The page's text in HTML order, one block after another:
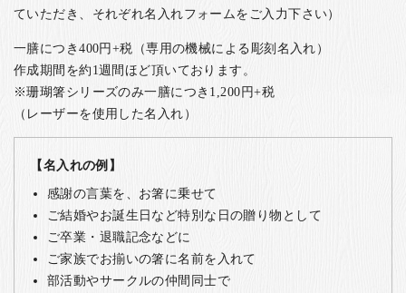
ていただき、それぞれ名入れフォームをご入力下さい）
一膳につき400円+税（専用の機械による彫刻名入れ）
作成期間を約1週間ほど頂いております。
※珊瑚箸シリーズのみ一膳につき1,200円+税
（レーザーを使用した名入れ）
【名入れの例】
感謝の言葉を、お箸に乗せて
ご結婚やお誕生日など特別な日の贈り物として
ご卒業・退職記念などに
ご家族でお揃いの箸に名前を入れて
部活動やサークルの仲間同士で